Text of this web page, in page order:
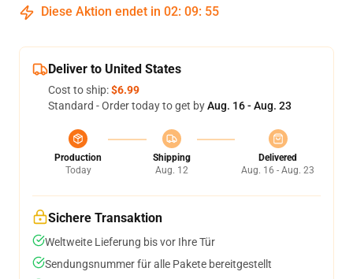
Diese Aktion endet in 02: 09: 54
Deliver to United States
Cost to ship:$6.99
Standard - Order today to get byAug. 16 - Aug. 23
Production
Today
Shipping
Aug. 12
Delivered
Aug. 16 - Aug. 23
Sichere Transaktion
Weltweite Lieferung bis vor Ihre Tür
Sendungsnummer für alle Pakete bereitgestellt